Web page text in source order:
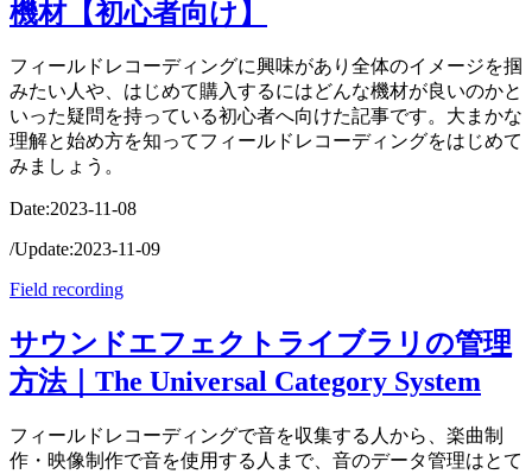
機材【初心者向け】
フィールドレコーディングに興味があり全体のイメージを掴
みたい人や、はじめて購入するにはどんな機材が良いのかと
いった疑問を持っている初心者へ向けた記事です。大まかな
理解と始め方を知ってフィールドレコーディングをはじめて
みましょう。
Date:2023-11-08
/Update:2023-11-09
Field recording
サウンドエフェクトライブラリの管理
方法｜The Universal Category System
フィールドレコーディングで音を収集する人から、楽曲制
作・映像制作で音を使用する人まで、音のデータ管理はとて